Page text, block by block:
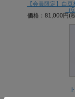
【会員限定】白
（
価格：81,000円(